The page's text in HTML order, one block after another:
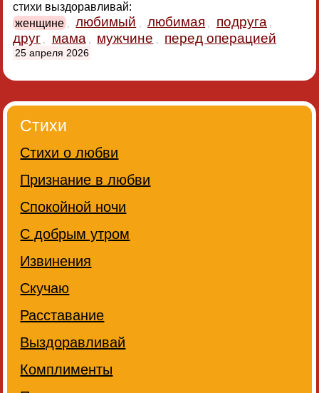
стихи выздоравливай:
женщине , любимый , любимая , подруга ,
друг , мама , мужчине , перед операцией
25 апреля 2026
Стихи
Стихи о любви
Признание в любви
Спокойной ночи
С добрым утром
Извинения
Скучаю
Расставание
Выздоравливай
Комплименты